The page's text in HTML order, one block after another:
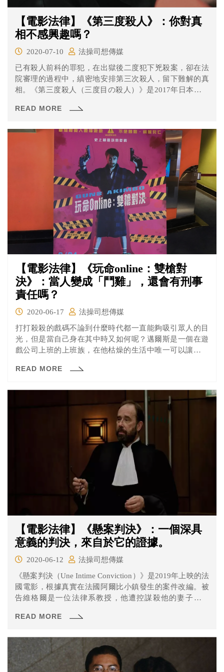
【電影法律】《第三度殺人》：你對真
相不感興趣嗎？
2020-07-10
法操司想傳媒
已有殺人前科的罪犯，在出獄後二度犯下兇殺案，卻在法
院審理的過程中，縝密地安排第三次殺人，留下難解的真
相。《第三度殺人（三度目の殺人）》是2017年日本上映
律師重盛接下一起強盜殺人案，被告三隅從坦承犯案到矢
READ MORE
【電影法律】《玩命online：雙槍對
決》：當人變成「鬥雞」，還會有刑事
責任嗎？
2020-06-17
法操司想傳媒
打打殺殺的戲碼不論到什麼時代都一直能夠吸引眾人的目
光，但是當自己身在其中時又如何呢？邁爾斯是一個在遊
戲公司上班的上班族，在他枯燥的生活中唯一可以讓他發
到了鐵板，因為他在觀看死鬥實境節目「死陣」時得罪了
槍，強迫邁爾斯加入「死陣」的對戰之中，不然將會直接
READ MORE
【電影法律】《懸案判決》：一個深具
意義的判決，來自於它的證據。
2020-06-12
法操司想傳媒
《懸案判決（Une Intime Conviction）》是2019年上映的法
國電影，根據真實在法國阿爾比小鎮發生的案件改編。被
告維格爾是一位法律系教授，他遭控謀殺他的妻子蘇珊
主角諾拉是一位單親媽媽，因維格爾的女兒是她兒子的家
給維格爾一個無罪判決。
READ MORE